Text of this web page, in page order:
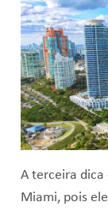
A terceira dica
Miami, pois